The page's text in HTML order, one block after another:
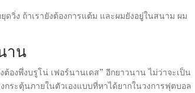
วิ่ง ถ้าเรายังต้องการแต้ม และผมยังอยู่ในสนาม ผม
าน
งพึ่งบรูโน่ เฟอร์นานเดส” อีกยาวนาน ไม่ว่าจะเป็น
กระตุ้นภายในตัวเองแบบที่หาได้ยากในวงการฟุตบอล